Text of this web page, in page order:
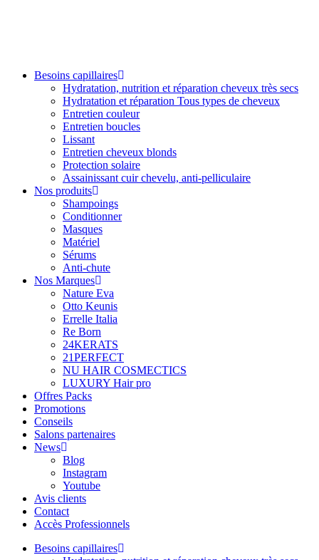
Besoins capillaires
Hydratation, nutrition et réparation cheveux très secs
Hydratation et réparation Tous types de cheveux
Entretien couleur
Entretien boucles
Lissant
Entretien cheveux blonds
Protection solaire
Assainissant cuir chevelu, anti-pelliculaire
Nos produits
Shampoings
Conditionner
Masques
Matériel
Sérums
Anti-chute
Nos Marques
Nature Eva
Otto Keunis
Errelle Italia
Re Born
24KERATS
21PERFECT
NU HAIR COSMECTICS
LUXURY Hair pro
Offres Packs
Promotions
Conseils
Salons partenaires
News
Blog
Instagram
Youtube
Avis clients
Contact
Accès Professionnels
Besoins capillaires